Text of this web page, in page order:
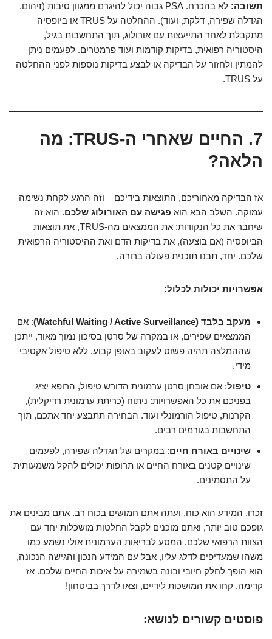
תשובה:
לא בהכרח. PSA גבוה יכול להיגרם ממגוון סיבות (זיהום,
הגדלה שפירה, דלקת, ועוד). ההחלטה על TRUS או ביופסיה
מתקבלת לאחר התייעצות עם אורולוג, תוך התחשבות בגיל,
היסטוריה רפואית, בדיקות קודמות ועוד פרמטרים. לפעמים ניתן
להמתין ולחזור על הבדיקה או לבצע בדיקות נוספות לפני ההחלטה
על TRUS.
7. החיים שאחרי ה-TRUS: מה
הלאה?
אז הבדיקה מאחוריכם, התוצאות בידיכם – וזה הרגע לקחת נשימה
עמוקה. השלב הבא הוא פגישה עם האורולוג שלכם. הוא זה
שיחבר את כל הנקודות: את הממצאים מה-TRUS, את תוצאות
הביופסיה (אם בוצעה), את בדיקות הדם ואת ההיסטוריה הרפואית
שלכם. יחד, תבנו תוכנית פעולה ברורה.
אפשרויות יכולות לכלול:
מעקב בלבד (Watchful Waiting / Active Surveillance)
: אם
הממצאים שפירים, או במקרה של סרטן בסיכון נמוך מאוד, ייתכן
שההמלצה תהיה פשוט לעקוב באופן קבוע, ללא טיפול אקטיבי
מידי.
טיפול: אם אובחן סרטן ערמונית הדורש טיפול, הרופא יציג
בפניכם את כל האפשרויות: ניתוח (כריתת ערמונית רדיקלית),
הקרנות, טיפול הורמונלי ועוד. הבחירה תתבצע יחד אתכם, תוך
התחשבות בגורמים רבים.
שינויים באורח חיים: במקרים של הגדלה שפירה, לפעמים
שינויים קטנים באורח החיים או תרופות יכולים להקל משמעותית
על התסמינים.
זכרו, המידע הוא כוח, ועתה אתם חמושים בכוח רב. אתם מבינים את
גופכם טוב יותר, ואתם מוכנים לקבל החלטות מושכלות יחד עם
הצוות הרפואי שלכם. המסע לבריאות הערמונית אולי נשמע כמו
משהו שמעדיפים לדלג עליו, אבל עם המידע הנכון והגישה הנכונה,
הוא הופך לחלק חיובי ובונה בשמירה על איכות החיים שלכם. אז
קדימה, קחו את המושכות לידיים, וצאו לדרך בביטחון!
פוסטים קשורים לנושא: